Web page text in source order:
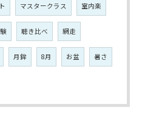
マスタークラス 室内楽
聴き比べ 網走
月鉾 8月 お盆 暑さ